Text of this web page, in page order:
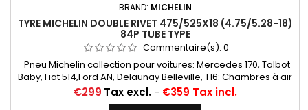
BRAND: MICHELIN
TYRE MICHELIN DOUBLE RIVET 475/525X18 (4.75/5.28-18)
84P TUBE TYPE
Commentaire(s): 0
Pneu Michelin collection pour voitures: Mercedes 170, Talbot
Baby, Fiat 514,Ford AN, Delaunay Belleville, T16: Chambres à air
conseillées: 17/18 E RET (valvage oblique)... Autres
appellations: 4,75/5,25-18; 4,75-18; 5,25-18; 4,75x18; 5,25x18;
Price
€299 Tax excl.- €359 Tax incl.